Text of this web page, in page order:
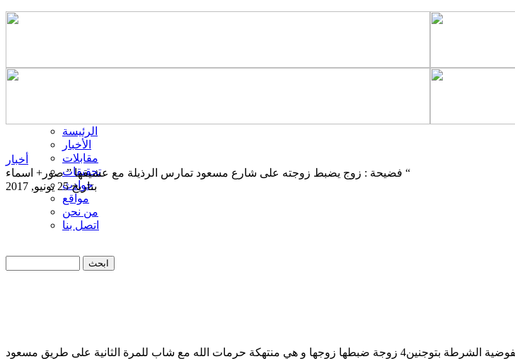
الرئيسة
الأخبار
مقابلات
تحقيقات
حوادث
مواقع
من نحن
اتصل بنا
أخبار
فضيحة : زوج يضبط زوجته على شارع مسعود تمارس الرذيلة مع عشيقها ” صور+ اسماء “
بتاريخ 25 يونيو, 2017